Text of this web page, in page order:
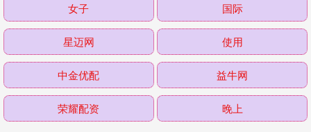
女子 国际
星迈网 使用
中金优配 益牛网
荣耀配资 晚上